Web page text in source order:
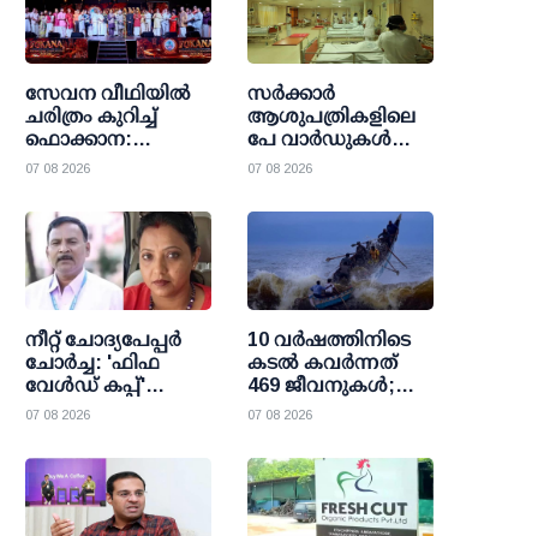
സേവന വീഥിയില്‍
ചരിത്രം കുറിച്ച്
ഫൊക്കാന:
കല്‍ഹാരിയില്‍
പുതിയ പ്രഭാതം
07 08 2026
സര്‍ക്കാര്‍
ആശുപത്രികളിലെ
പേ വാര്‍ഡുകള്‍
ഇനി എല്ലാവര്‍ക്കും;
ഒഴിവാക്കി
07 08 2026
നീറ്റ് ചോദ്യപേപ്പര്‍
ചോര്‍ച്ച: 'ഫിഫ
വേള്‍ഡ് കപ്പ്'
വാട്സാപ്പ് ഗ്രൂപ്പ്
ഞെട്ടിക്കുന്ന
വിവരങ്ങള്‍
പുറത്തുവിട്ട്
സി.ബി.ഐ
07 08 2026
10 വര്‍ഷത്തിനിടെ
കടല്‍ കവര്‍ന്നത്
469 ജീവനുകള്‍;
47000 ത്തിലധികം
രക്ഷാകരമേകി
മറൈന്‍ ഫിഷറീസ്
07 08 2026